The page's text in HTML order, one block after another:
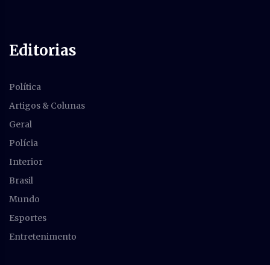
Editorias
Política
Artigos & Colunas
Geral
Polícia
Interior
Brasil
Mundo
Esportes
Entretenimento